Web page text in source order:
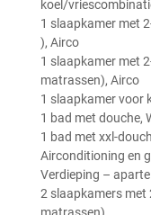
koel/
1 slaapkamer met
), Airco
1 slaapkamer met
matrassen), Airco
1 slaapkamer voor
1 bad met douche,
1 bad met xxl-
Airconditioning en
Verdieping –
2 slaapkamers met